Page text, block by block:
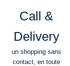
Call &
Delivery
un shopping sans
contact, en toute